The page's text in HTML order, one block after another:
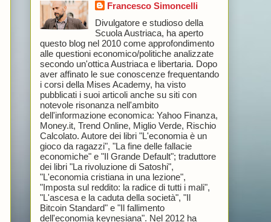
Francesco Simoncelli
Divulgatore e studioso della
Scuola Austriaca, ha aperto
questo blog nel 2010 come approfondimento
alle questioni economico/politiche analizzate
secondo un'ottica Austriaca e libertaria. Dopo
aver affinato le sue conoscenze frequentando
i corsi della Mises Academy, ha visto
pubblicati i suoi articoli anche su siti con
notevole risonanza nell'ambito
dell'informazione economica: Yahoo Finanza,
Money.it, Trend Online, Miglio Verde, Rischio
Calcolato. Autore dei libri "L'economia è un
gioco da ragazzi", "La fine delle fallacie
economiche" e "Il Grande Default"; traduttore
dei libri "La rivoluzione di Satoshi",
"L'economia cristiana in una lezione",
"Imposta sul reddito: la radice di tutti i mali",
"L'ascesa e la caduta della società", "Il
Bitcoin Standard" e "Il fallimento
dell'economia keynesiana". Nel 2012 ha